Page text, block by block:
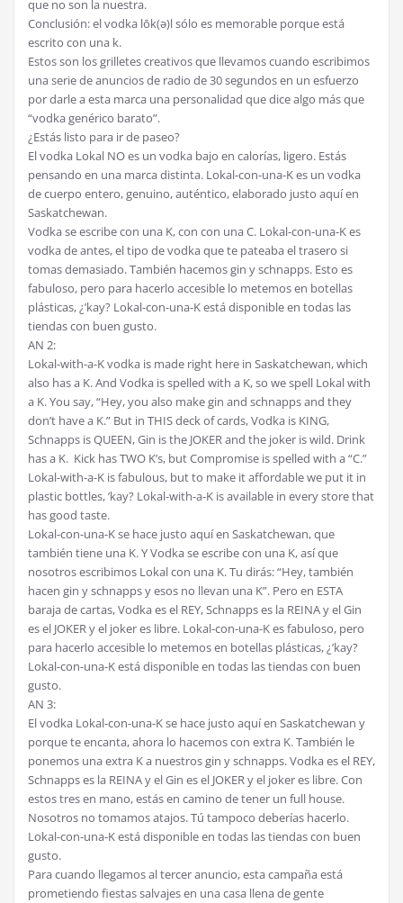
que no son la nuestra.
Conclusión: el vodka lōk(ə)l sólo es memorable porque está
escrito con una k.
Estos son los grilletes creativos que llevamos cuando escribimos
una serie de anuncios de radio de 30 segundos en un esfuerzo
por darle a esta marca una personalidad que dice algo más que
“vodka genérico barato”.
¿Estás listo para ir de paseo?
El vodka Lokal NO es un vodka bajo en calorías, ligero. Estás
pensando en una marca distinta. Lokal-con-una-K es un vodka
de cuerpo entero, genuino, auténtico, elaborado justo aquí en
Saskatchewan.
Vodka se escribe con una K, con con una C. Lokal-con-una-K es
vodka de antes, el tipo de vodka que te pateaba el trasero si
tomas demasiado. También hacemos gin y schnapps. Esto es
fabuloso, pero para hacerlo accesible lo metemos en botellas
plásticas, ¿’kay? Lokal-con-una-K está disponible en todas las
tiendas con buen gusto.
AN 2:
Lokal-with-a-K vodka is made right here in Saskatchewan, which
also has a K. And Vodka is spelled with a K, so we spell Lokal with
a K. You say, “Hey, you also make gin and schnapps and they
don’t have a K.” But in THIS deck of cards, Vodka is KING,
Schnapps is QUEEN, Gin is the JOKER and the joker is wild. Drink
has a K. Kick has TWO K’s, but Compromise is spelled with a “C.”
Lokal-with-a-K is fabulous, but to make it affordable we put it in
plastic bottles, ’kay? Lokal-with-a-K is available in every store that
has good taste.
Lokal-con-una-K se hace justo aquí en Saskatchewan, que
también tiene una K. Y Vodka se escribe con una K, así que
nosotros escribimos Lokal con una K. Tu dirás: “Hey, también
hacen gin y schnapps y esos no llevan una K”. Pero en ESTA
baraja de cartas, Vodka es el REY, Schnapps es la REINA y el Gin
es el JOKER y el joker es libre. Lokal-con-una-K es fabuloso, pero
para hacerlo accesible lo metemos en botellas plásticas, ¿’kay?
Lokal-con-una-K está disponible en todas las tiendas con buen
gusto.
AN 3:
El vodka Lokal-con-una-K se hace justo aquí en Saskatchewan y
porque te encanta, ahora lo hacemos con extra K. También le
ponemos una extra K a nuestros gin y schnapps. Vodka es el REY,
Schnapps es la REINA y el Gin es el JOKER y el joker es libre. Con
estos tres en mano, estás en camino de tener un full house.
Nosotros no tomamos atajos. Tú tampoco deberías hacerlo.
Lokal-con-una-K está disponible en todas las tiendas con buen
gusto.
Para cuando llegamos al tercer anuncio, esta campaña está
prometiendo fiestas salvajes en una casa llena de gente